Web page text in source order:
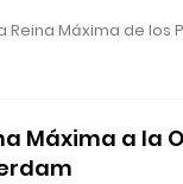
Reina Máxima de
Máxima a la